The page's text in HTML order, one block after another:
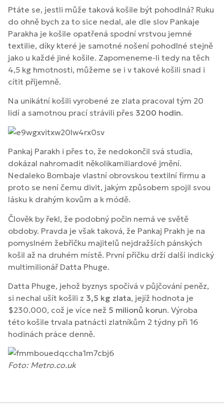
Ptáte se, jestli může taková košile být pohodlná? Ruku
do ohně bych za to sice nedal, ale dle slov Pankaje
Parakha je košile opatřená spodní vrstvou jemné
textilie, díky které je samotné nošení pohodlné stejně
jako u každé jiné košile. Zapomeneme-li tedy na těch
4,5 kg hmotnosti, můžeme se i v takové košili snad i
cítit příjemně.
Na unikátní košili vyrobené ze zlata pracoval tým 20
lidí a samotnou prací strávili přes 3200 hodin.
Pankaj Parakh i přes to, že nedokončil svá studia,
dokázal nahromadit několikamiliardové jmění.
Nedaleko Bombaje vlastní obrovskou textilní firmu a
proto se není čemu divit, jakým způsobem spojil svou
lásku k drahým kovům a k módě.
Člověk by řekl, že podobný počin nemá ve světě
obdoby. Pravda je však taková, že Pankaj Prakh je na
pomyslném žebříčku majitelů nejdražších pánských
košil až na druhém místě. První příčku drží další indický
multimilionář Datta Phuge.
Datta Phuge, jehož byznys spočívá v půjčování peněz,
si nechal ušít košili z 3,5 kg zlata, jejíž hodnota je
$230.000, což je více než 5 milionů korun. Výroba
této košile trvala patnácti zlatníkům 2 týdny při 16
hodinách práce denně.
Foto: Metro.co.uk